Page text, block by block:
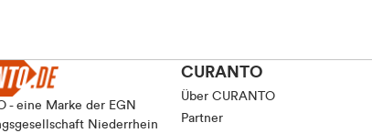
- eine Marke der EGN
Niederrhein
CURANTO
Über CURANTO
Partner